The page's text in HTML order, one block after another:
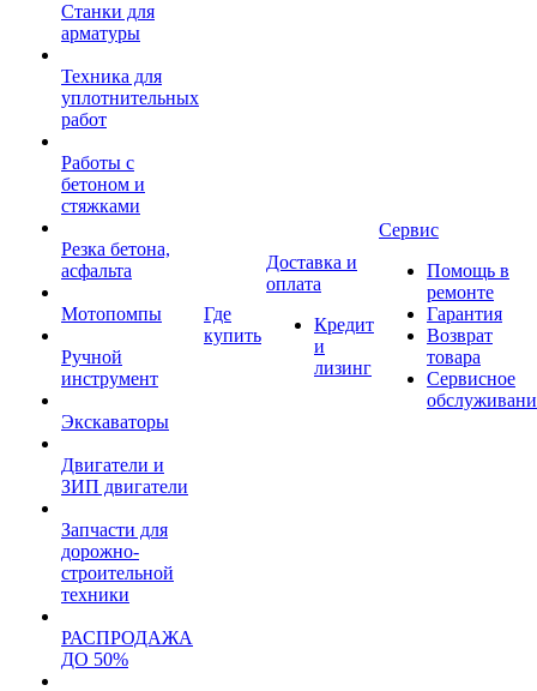
Станки для
арматуры
Техника для
уплотнительных
работ
Работы с
бетоном и
стяжками
Резка бетона,
асфальта
Мотопомпы
Ручной
инструмент
Экскаваторы
Двигатели и
ЗИП двигатели
Запчасти для
дорожно-
строительной
техники
РАСПРОДАЖА
ДО 50%
Где
купить
Доставка и
оплата
Кредит
и
лизинг
Сервис
Помощь в
ремонте
Гарантия
Возврат
товара
Сервисное